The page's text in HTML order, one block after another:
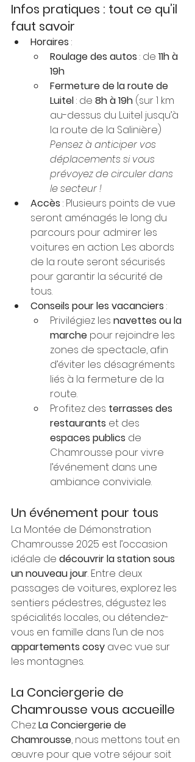
Infos pratiques : tout ce qu’il
faut savoir
Horaires :
Roulage des autos : de 11h à
19h
Fermeture de la route de
Luitel : de 8h à 19h (sur 1 km
au-dessus du Luitel jusqu’à
la route de la Salinière)
Pensez à anticiper vos
déplacements si vous
prévoyez de circuler dans
le secteur !
Accès : Plusieurs points de vue
seront aménagés le long du
parcours pour admirer les
voitures en action. Les abords
de la route seront sécurisés
pour garantir la sécurité de
tous.
Conseils pour les vacanciers :
Privilégiez les navettes ou la
marche pour rejoindre les
zones de spectacle, afin
d’éviter les désagréments
liés à la fermeture de la
route.
Profitez des terrasses des
restaurants et des
espaces publics de
Chamrousse pour vivre
l’événement dans une
ambiance conviviale.
Un événement pour tous
La Montée de Démonstration
Chamrousse 2025 est l’occasion
idéale de découvrir la station sous
un nouveau jour. Entre deux
passages de voitures, explorez les
sentiers pédestres, dégustez les
spécialités locales, ou détendez-
vous en famille dans l’un de nos
appartements cosy avec vue sur
les montagnes.
La Conciergerie de
Chamrousse vous accueille
Chez La Conciergerie de
Chamrousse, nous mettons tout en
œuvre pour que votre séjour soit